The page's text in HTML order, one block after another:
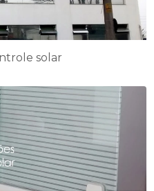
solar